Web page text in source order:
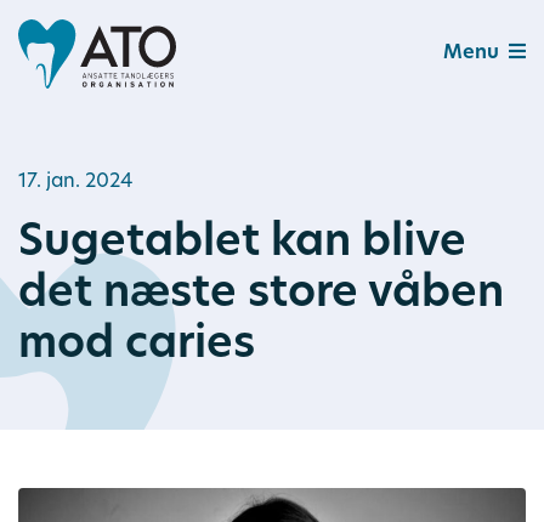
Menu
17. jan. 2024
Sugetablet kan blive
det næste store våben
mod caries